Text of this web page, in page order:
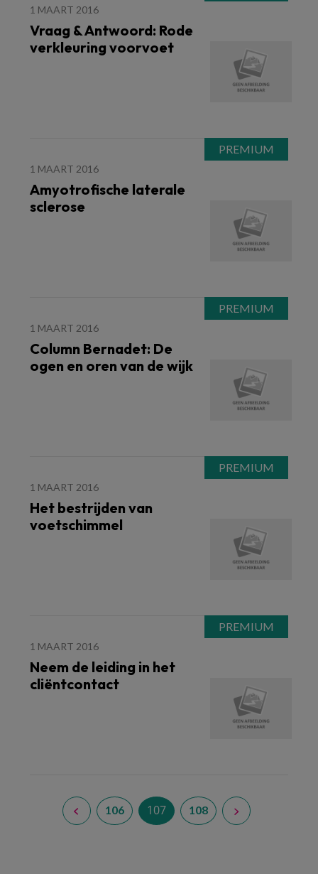
1 MAART 2016
Vraag & Antwoord: Rode
verkleuring voorvoet
1 MAART 2016
Amyotrofische laterale
sclerose
1 MAART 2016
Column Bernadet: De
ogen en oren van de wijk
1 MAART 2016
Het bestrijden van
voetschimmel
1 MAART 2016
Neem de leiding in het
cliëntcontact
106 107 108